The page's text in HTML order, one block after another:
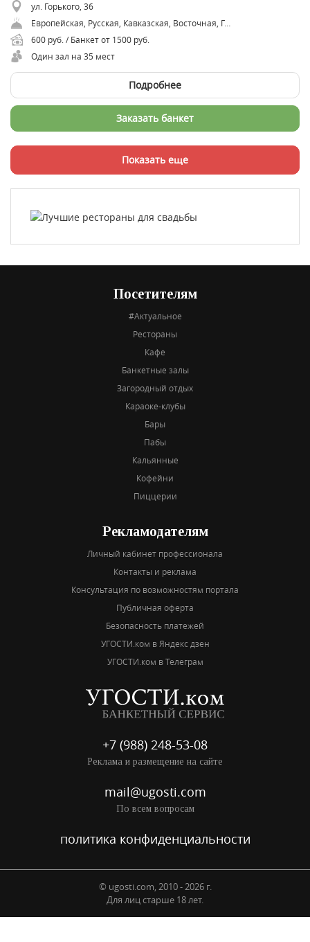
ул. Горького, 36
Европейская, Русская, Кавказская, Восточная, Грузинская
600 руб. / Банкет от 1500 руб.
Один зал на 35 мест
Подробнее
Заказать банкет
Показать еще
Посетителям
#Актуальное
Рестораны
Кафе
Банкетные залы
Загородный отдых
Караоке-клубы
Бары
Пабы
Кальянные
Кофейни
Пиццерии
Рекламодателям
Личный кабинет профессионала
Контакты и реклама
Консультация по возможностям портала
Публичная оферта
Безопасность платежей
УГОСТИ.ком в Яндекс дзен
УГОСТИ.ком в Телеграм
+7 (988) 248-53-08
Реклама и размещение на сайте
mail@ugosti.com
По всем вопросам
политика конфиденциальности
© ugosti.com, 2010 - 2026 г.
Для лиц старше 18 лет.